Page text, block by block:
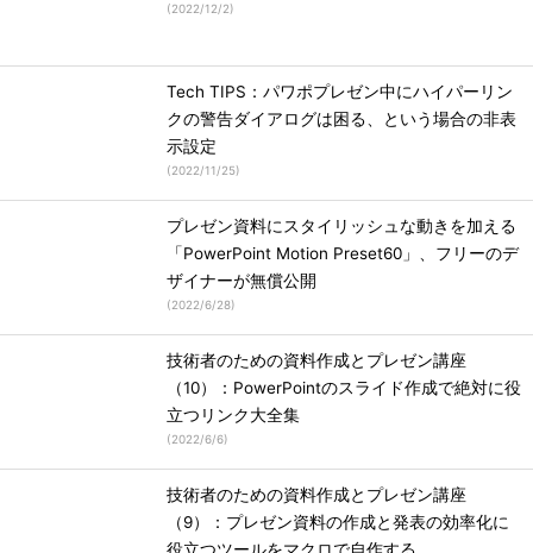
(2022/12/2)
Tech TIPS：パワポプレゼン中にハイパーリン
クの警告ダイアログは困る、という場合の非表
示設定
(2022/11/25)
プレゼン資料にスタイリッシュな動きを加える
「PowerPoint Motion Preset60」、フリーのデ
ザイナーが無償公開
(2022/6/28)
技術者のための資料作成とプレゼン講座
（10）：PowerPointのスライド作成で絶対に役
立つリンク大全集
(2022/6/6)
技術者のための資料作成とプレゼン講座
（9）：プレゼン資料の作成と発表の効率化に